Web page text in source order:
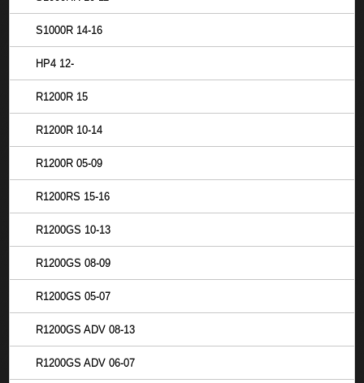
S1000R 14-16
HP4 12-
R1200R 15
R1200R 10-14
R1200R 05-09
R1200RS 15-16
R1200GS 10-13
R1200GS 08-09
R1200GS 05-07
R1200GS ADV 08-13
R1200GS ADV 06-07